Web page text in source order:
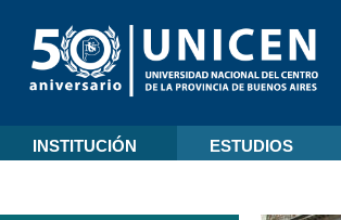
INSTITUCIÓN ESTUDIOS